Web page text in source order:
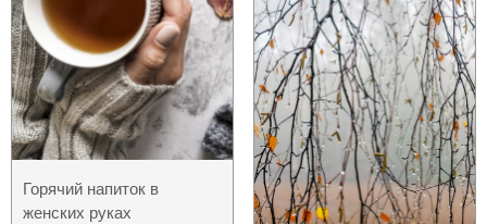
Горячий напиток в
женских руках